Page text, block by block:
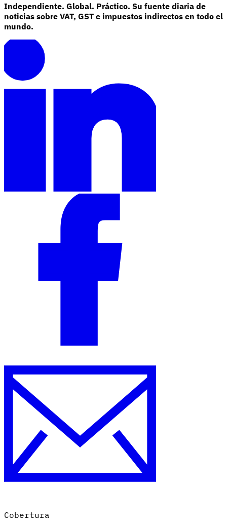
Independiente. Global. Práctico. Su fuente diaria de
noticias sobre VAT, GST e impuestos indirectos en todo el
mundo.
Cobertura